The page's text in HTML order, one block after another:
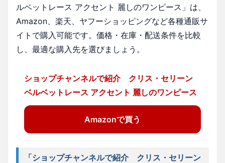
ルベットレース アクセント 麗しのワンピース」は、
Amazon、楽天、ヤフーショッピングなど各種通販サ
イトで購入可能です。価格・在庫・配送条件を比較
し、最適な購入先を選びましょう。
ショップチャンネルで紹介 クリス・セリーン
ベルベットレース アクセント 麗しのワンピース
Amazonで買う
「ショップチャンネルで紹介 クリス・セリーン